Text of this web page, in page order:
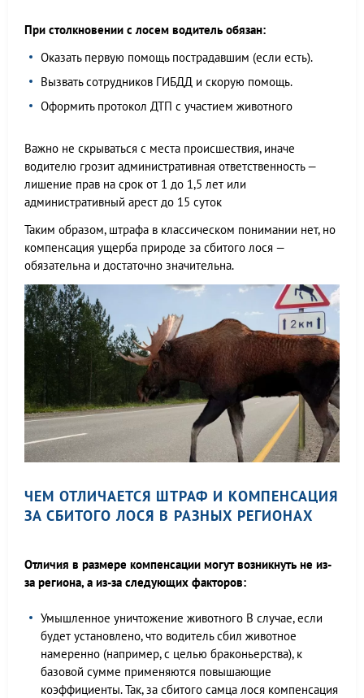
При столкновении с лосем водитель обязан:
Оказать первую помощь пострадавшим (если есть).
Вызвать сотрудников ГИБДД и скорую помощь.
Оформить протокол ДТП с участием животного
Важно не скрываться с места происшествия, иначе
водителю грозит административная ответственность —
лишение прав на срок от 1 до 1,5 лет или
административный арест до 15 суток
Таким образом, штрафа в классическом понимании нет, но
компенсация ущерба природе за сбитого лося —
обязательна и достаточно значительна.
ЧЕМ ОТЛИЧАЕТСЯ ШТРАФ И КОМПЕНСАЦИЯ
ЗА СБИТОГО ЛОСЯ В РАЗНЫХ РЕГИОНАХ
Отличия в размере компенсации могут возникнуть не из-
за региона, а из-за следующих факторов:
Умышленное уничтожение животного В случае, если
будет установлено, что водитель сбил животное
намеренно (например, с целью браконьерства), к
базовой сумме применяются повышающие
коэффициенты. Так, за сбитого самца лося компенсация